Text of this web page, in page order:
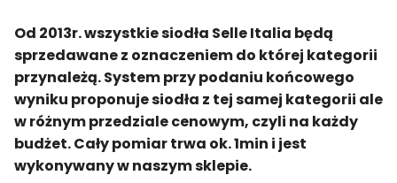
Od 2013r. wszystkie siodła Selle Italia będą
sprzedawane z oznaczeniem do której kategorii
przynależą. System przy podaniu końcowego
wyniku proponuje siodła z tej samej kategorii ale
w różnym przedziale cenowym, czyli na każdy
budżet. Cały pomiar trwa ok. 1min i jest
wykonywany w naszym sklepie.